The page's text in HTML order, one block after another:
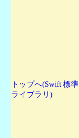
トップへ(Swift 標準
ライブラリ)